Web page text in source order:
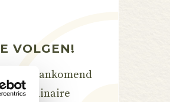
VOLGEN!
elk aankomend
tot culinaire